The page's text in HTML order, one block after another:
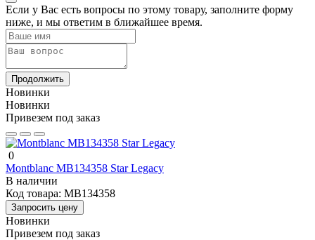
Если у Вас есть вопросы по этому товару, заполните форму
ниже, и мы ответим в ближайшее время.
Продолжить
Новинки
Новинки
Привезем под заказ
0
Montblanc MB134358 Star Legacy
В наличии
Код товара: MB134358
Запросить цену
Новинки
Привезем под заказ